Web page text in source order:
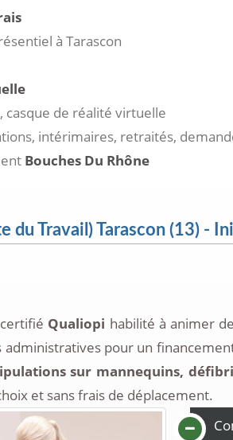
à Tarascon
de réalité virtuelle
intérimaires, retraités,
Bouches Du Rhône
du Travail) Tarascon (13) -
Qualiopi habilité à animer
pour un
sur mannequins,
et sans frais de déplacement.